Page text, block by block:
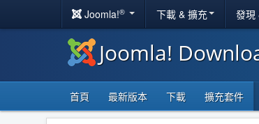
Joomla!® 下載 & 擴充 發現
Joomla!
首頁 最新版本 下載 擴充套件